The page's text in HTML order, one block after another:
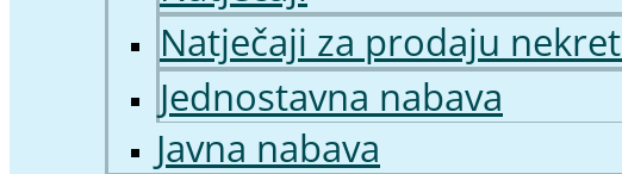
Natječaji za prodaju
Jednostavna nabava
Javna nabava